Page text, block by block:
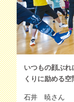
いつもの顔ぶ
くりに励める空
石井 暁さん